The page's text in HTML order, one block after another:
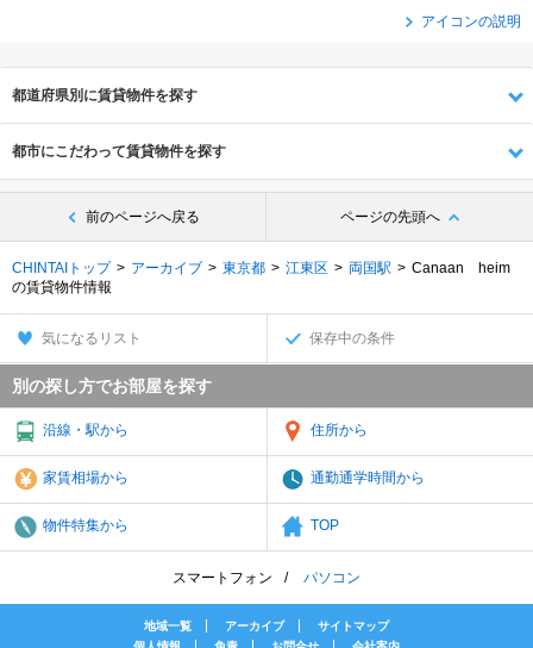
アイコンの説明
都道府県別に賃貸物件を探す
都市にこだわって賃貸物件を探す
前のページへ戻る ページの先頭へ
CHINTAIトップ アーカイブ 東京都 江東区 両国駅
Canaan heim
の賃貸物件情報
気になるリスト 保存中の条件
別の探し方でお部屋を探す
沿線・駅から 住所から
家賃相場から 通勤通学時間から
物件特集から TOP
スマートフォン パソコン
地域一覧 アーカイブ
サイトマップ